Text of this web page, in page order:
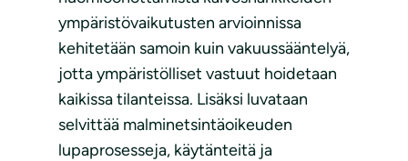
ympäristövaikutusten arvioinnissa
kehitetään samoin kuin vakuussääntelyä,
jotta ympäristölliset vastuut hoidetaan
kaikissa tilanteissa. Lisäksi luvataan
selvittää malminetsintäoikeuden
lupaprosesseja, käytänteitä ja